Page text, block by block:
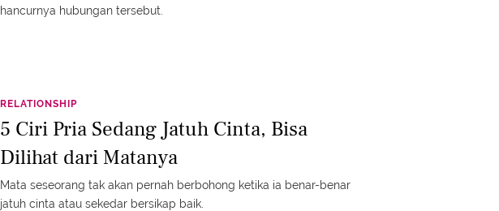
hancurnya hubungan tersebut.
RELATIONSHIP
5 Ciri Pria Sedang Jatuh Cinta, Bisa
Dilihat dari Matanya
Mata seseorang tak akan pernah berbohong ketika ia benar-benar
jatuh cinta atau sekedar bersikap baik.